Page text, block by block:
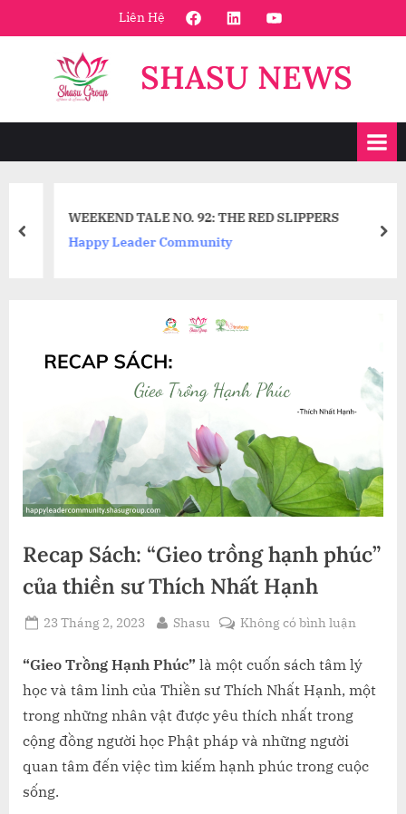
to
Liên Hệ FaceBookLinkedinYoutube
SHASU NEWS
WEEKEND TALE NO. 92: THE RED SLIPPERS
Happy Leader Community
prev
Recap Sách: “Gieo trồng hạnh phúc”
của thiền sư Thích Nhất Hạnh
Posted
23 Tháng 2, 2023 By
Shasu Không có bình luậnở
Sách:
“Gieo
của
“Gieo Trồng Hạnh Phúc” là một cuốn sách tâm lý
học và tâm linh của Thiền sư Thích Nhất Hạnh, một
trong những nhân vật được yêu thích nhất trong
cộng đồng người học Phật pháp và những người
quan tâm đến việc tìm kiếm hạnh phúc trong cuộc
sống.